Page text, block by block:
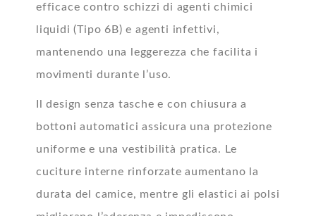
efficace contro schizzi di agenti chimici
liquidi (Tipo 6B) e agenti infettivi,
mantenendo una leggerezza che facilita i
movimenti durante l’uso.
Il design senza tasche e con chiusura a
bottoni automatici assicura una protezione
uniforme e una vestibilità pratica. Le
cuciture interne rinforzate aumentano la
durata del camice, mentre gli elastici ai polsi